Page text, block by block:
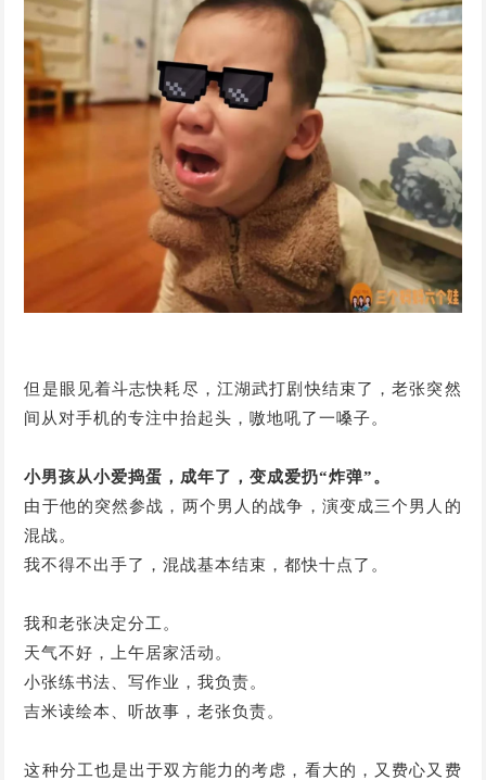
但是眼见着斗志快耗尽，江湖武打剧快结束了，老张突然
间从对手机的专注中抬起头，嗷地吼了一嗓子。
小男孩从小爱捣蛋，成年了，变成爱扔“炸弹”。
由于他的突然参战，两个男人的战争，演变成三个男人的
混战。
我不得不出手了，混战基本结束，都快十点了。
我和老张决定分工。
天气不好，上午居家活动。
小张练书法、写作业，我负责。
吉米读绘本、听故事，老张负责。
这种分工也是出于双方能力的考虑，看大的，又费心又费